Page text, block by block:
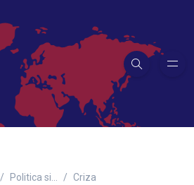
Politica si...
Criza